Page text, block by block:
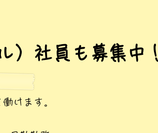
）社員も募集中！
けます。